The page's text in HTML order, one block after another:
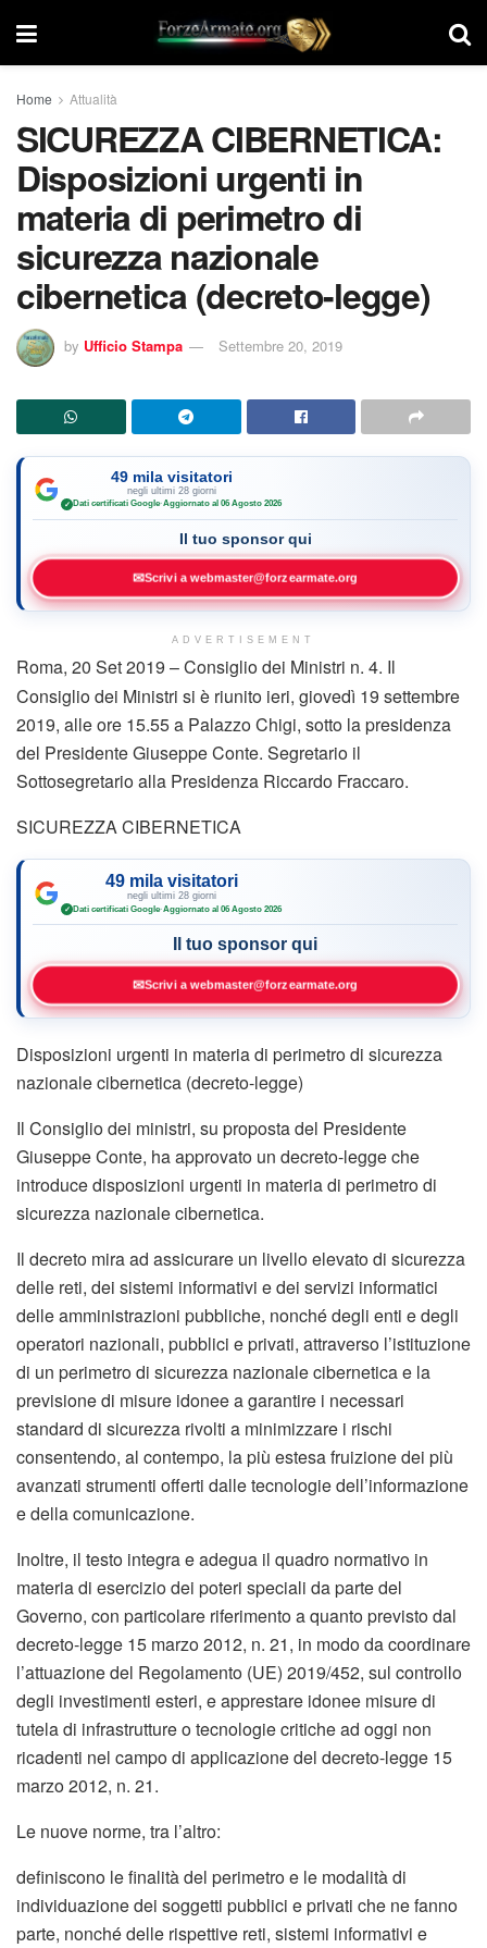
Home Attualità
SICUREZZA CIBERNETICA:
Disposizioni urgenti in
materia di perimetro di
sicurezza nazionale
cibernetica (decreto-legge)
by Ufficio Stampa Settembre 20, 2019
49 mila visitatori
negli ultimi 28 giorni
✓ Dati certificati Google·Aggiornato al 06 Agosto 2026
Il tuo sponsor qui
✉Scrivi a webmaster@forzearmate.org
ADVERTISEMENT
Roma, 20 Set 2019 – Consiglio dei Ministri n. 4. Il
Consiglio dei Ministri si è riunito ieri, giovedì 19 settembre
2019, alle ore 15.55 a Palazzo Chigi, sotto la presidenza
del Presidente Giuseppe Conte. Segretario il
Sottosegretario alla Presidenza Riccardo Fraccaro.
SICUREZZA CIBERNETICA
49 mila visitatori
negli ultimi 28 giorni
✓ Dati certificati Google·Aggiornato al 06 Agosto 2026
Il tuo sponsor qui
✉Scrivi a webmaster@forzearmate.org
Disposizioni urgenti in materia di perimetro di sicurezza
nazionale cibernetica (decreto-legge)
Il Consiglio dei ministri, su proposta del Presidente
Giuseppe Conte, ha approvato un decreto-legge che
introduce disposizioni urgenti in materia di perimetro di
sicurezza nazionale cibernetica.
Il decreto mira ad assicurare un livello elevato di sicurezza
delle reti, dei sistemi informativi e dei servizi informatici
delle amministrazioni pubbliche, nonché degli enti e degli
operatori nazionali, pubblici e privati, attraverso l’istituzione
di un perimetro di sicurezza nazionale cibernetica e la
previsione di misure idonee a garantire i necessari
standard di sicurezza rivolti a minimizzare i rischi
consentendo, al contempo, la più estesa fruizione dei più
avanzati strumenti offerti dalle tecnologie dell’informazione
e della comunicazione.
Inoltre, il testo integra e adegua il quadro normativo in
materia di esercizio dei poteri speciali da parte del
Governo, con particolare riferimento a quanto previsto dal
decreto-legge 15 marzo 2012, n. 21, in modo da coordinare
l’attuazione del Regolamento (UE) 2019/452, sul controllo
degli investimenti esteri, e apprestare idonee misure di
tutela di infrastrutture o tecnologie critiche ad oggi non
ricadenti nel campo di applicazione del decreto-legge 15
marzo 2012, n. 21.
Le nuove norme, tra l’altro:
definiscono le finalità del perimetro e le modalità di
individuazione dei soggetti pubblici e privati che ne fanno
parte, nonché delle rispettive reti, sistemi informativi e